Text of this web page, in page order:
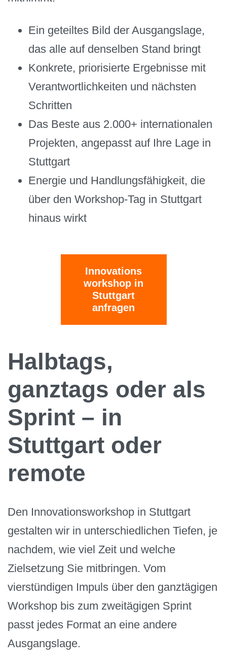
Ein geteiltes Bild der Ausgangslage,
das alle auf denselben Stand bringt
Konkrete, priorisierte Ergebnisse mit
Verantwortlichkeiten und nächsten
Schritten
Das Beste aus 2.000+ internationalen
Projekten, angepasst auf Ihre Lage in
Stuttgart
Energie und Handlungsfähigkeit, die
über den Workshop-Tag in Stuttgart
hinaus wirkt
Innovations
workshop in
Stuttgart
anfragen
Halbtags,
ganztags oder als
Sprint – in
Stuttgart oder
remote
Den Innovationsworkshop in Stuttgart
gestalten wir in unterschiedlichen Tiefen, je
nachdem, wie viel Zeit und welche
Zielsetzung Sie mitbringen. Vom
vierstündigen Impuls über den ganztägigen
Workshop bis zum zweitägigen Sprint
passt jedes Format an eine andere
Ausgangslage.